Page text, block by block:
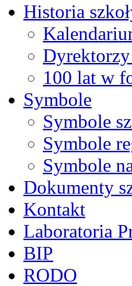
Historia
100 lat w
Symbole
Symbole
Symbole
Symbole
Dokumenty
Kontakt
Laboratoria
BIP
RODO